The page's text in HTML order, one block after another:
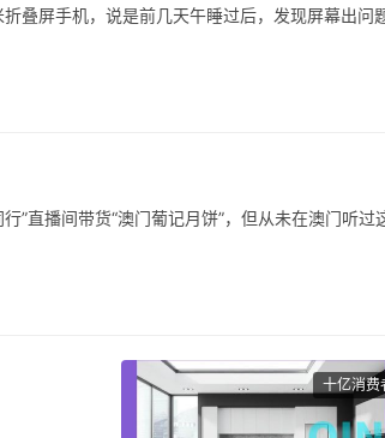
叠屏手机，说是前几天午睡过后，发现屏幕出问
片，说是寄出前快递员拍的。
”直播间带货“澳门葡记月饼”，但从未在澳门听过
、发货地为珠海，但推广内容里多次出现“澳门老
十亿消费